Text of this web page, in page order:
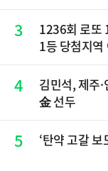
3
1236회 로또
1등 당첨지역
4
김민석, 제주
金 선두
5 ‘탄약 고갈